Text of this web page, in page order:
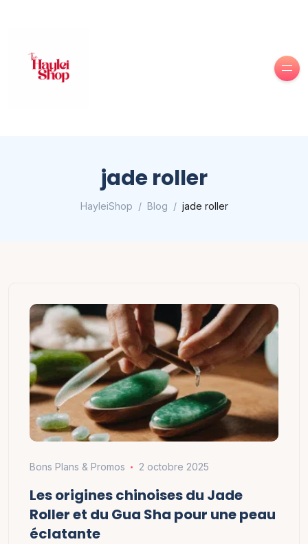
jade roller
HayleiShop Blog jade roller
Bons Plans & Promos 2 octobre 2025
Les origines chinoises du Jade
Roller et du Gua Sha pour une peau
éclatante